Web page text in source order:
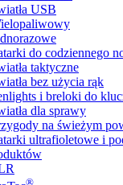
USB
do codziennego
taktyczne
bez użycia rąk
i breloki do
dla sprawy
na świeżym
ultrafioletowe i
®